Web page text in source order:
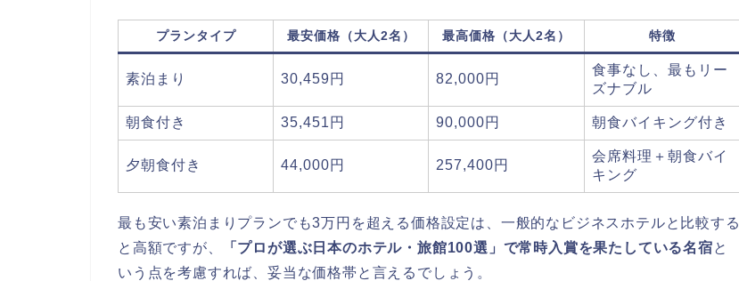
プランタイプ 最安価格（大人2名） 最高価格（大人2名） 特徴
素泊まり 30,459円 82,000円
食事なし、最もリー
ズナブル
朝食付き 35,451円 90,000円 朝食バイキング付き
夕朝食付き 44,000円 257,400円
会席料理＋朝食バイ
キング
最も安い素泊まりプランでも3万円を超える価格設定は、一般的なビジネスホテルと比較する
と高額ですが、
「プロが選ぶ日本のホテル・旅館100選」で常時入賞を果たしている名宿と
いう点を考慮すれば、妥当な価格帯と言えるでしょう。